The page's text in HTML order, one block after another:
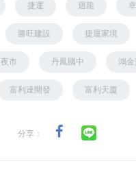
捷運 迴龍
勝旺建設 捷運家境
市 丹鳳國中 鴻金
富利達開發 富利天廈
分享：